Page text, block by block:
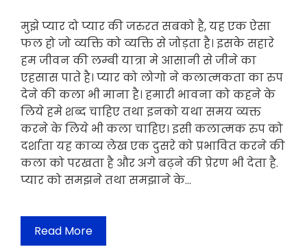
मुझे प्यार दो प्यार की जरुरत सबको है, यह एक ऐसा
फल हो जो व्यक्ति को व्यक्ति से जोड़ता है। इसके सहारे
हम जीवन की लम्बी यात्रा मे आसानी से जीने का
एहसास पाते है। प्यार को लोगो ने कलात्मकता का रुप
देने की कला भी माना है। हमारी भावना को कहने के
लिये हमे शब्द चाहिए तथा इनको यथा समय व्यक्त
करने के लिये भी कला चाहिए। इसी कलात्मक रुप को
दर्शाता यह काव्य लेख एक दुसरे को प्रभावित करने की
कला को परखता है और अगे बढ़ने की प्रेरण भी देता है.
प्यार को समझने तथा समझाने के…
Read More